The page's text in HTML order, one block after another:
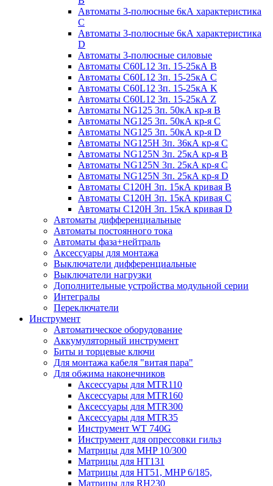
Автоматы 3-полюсные 6кА характеристика
C
Автоматы 3-полюсные 6кА характеристика
D
Автоматы 3-полюсные силовые
Автоматы C60L12 3п. 15-25кА B
Автоматы C60L12 3п. 15-25кА C
Автоматы C60L12 3п. 15-25кА K
Автоматы C60L12 3п. 15-25кА Z
Автоматы NG125 3п. 50кА кр-я B
Автоматы NG125 3п. 50кА кр-я C
Автоматы NG125 3п. 50кА кр-я D
Автоматы NG125H 3п. 36кА кр-я C
Автоматы NG125N 3п. 25кА кр-я B
Автоматы NG125N 3п. 25кА кр-я C
Автоматы NG125N 3п. 25кА кр-я D
Автоматы С120Н 3п. 15кА кривая B
Автоматы С120Н 3п. 15кА кривая C
Автоматы С120Н 3п. 15кА кривая D
Автоматы дифференциальные
Автоматы постоянного тока
Автоматы фаза+нейтраль
Аксессуары для монтажа
Выключатели дифференциальные
Выключатели нагрузки
Дополнительные устройства модульной серии
Интегралы
Переключатели
Инструмент
Автоматическое оборудование
Аккумуляторный инструмент
Биты и торцевые ключи
Для монтажа кабеля "витая пара"
Для обжима наконечников
Аксессуары для MTR110
Аксессуары для MTR160
Аксессуары для MTR300
Аксессуары для MTR35
Инструмент WT 740G
Инструмент для опрессовки гильз
Матрицы для MHP 10/300
Матрицы для НТ131
Матрицы для НТ51, MHP 6/185,
Матрицы для RH230